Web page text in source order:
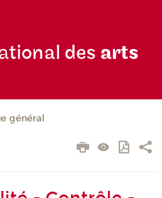
tional des arts
général